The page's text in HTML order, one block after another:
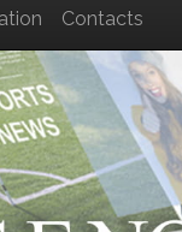
Contacts